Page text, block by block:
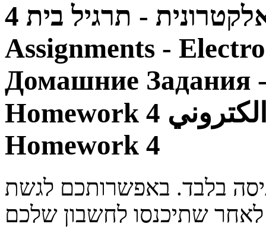
- תרגיל בית 4
Assignments -
Домашние Задания
Homework 4 -
Homework 4
בלבד. באפשרותכם לגשת